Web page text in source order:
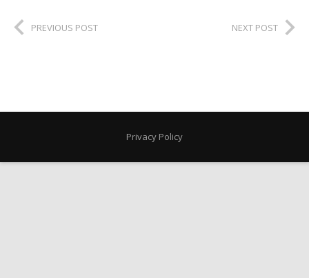
PREVIOUS POST NEXT POST
Privacy Policy